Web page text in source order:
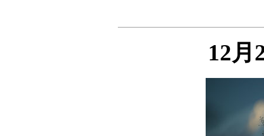
12月